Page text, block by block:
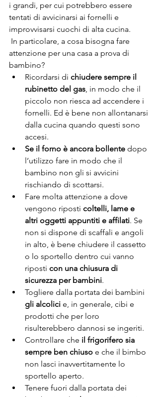
i grandi, per cui potrebbero essere
tentati di avvicinarsi ai fornelli e
improvvisarsi cuochi di alta cucina.
attenzione per una casa a prova di
bambino?
Ricordarsi di chiudere sempre il
rubinetto del gas, in modo che il
piccolo non riesca ad accendere i
fornelli. Ed è bene non allontanarsi
dalla cucina quando questi sono
accesi.
Se il forno è ancora bollente dopo
l’utilizzo fare in modo che il
bambino non gli si avvicini
rischiando di scottarsi.
Fare molta attenzione a dove
vengono riposti coltelli, lame e
altri oggetti appuntiti e affilati. Se
non si dispone di scaffali e angoli
in alto, è bene chiudere il cassetto
o lo sportello dentro cui vanno
riposti con una chiusura di
sicurezza per bambini.
Togliere dalla portata dei bambini
gli alcolici e, in generale, cibi e
prodotti che per loro
risulterebbero dannosi se ingeriti.
Controllare che il frigorifero sia
sempre ben chiuso e che il bimbo
non lasci inavvertitamente lo
sportello aperto.
Tenere fuori dalla portata dei